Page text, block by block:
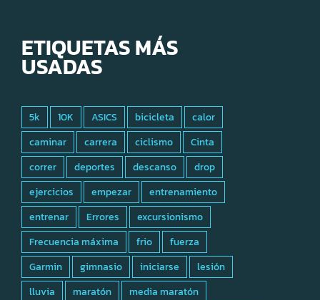
ETIQUETAS MÁS
USADAS
5k 10K ASICS bicicleta
calor
caminar
carrera ciclismo
Cinta
correr
deportes descanso
drop
ejercicios
empezar
entrenamiento
entrenar
Errores
excursionismo
Frecuencia máxima
frio
fuerza
Garmin
gimnasio iniciarse
lesión
lluvia
maratón
media maratón